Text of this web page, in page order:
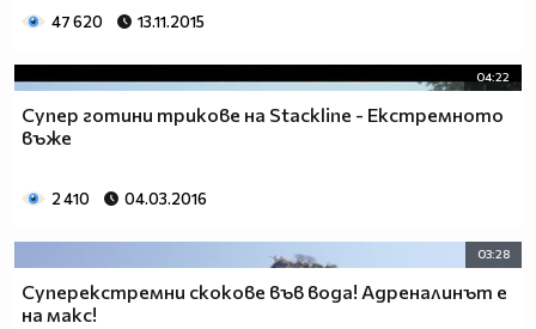
47 620 13.11.2015
04:22
Супер готини трикове на Stackline - Екстремното
въже
2 410 04.03.2016
03:28
Суперекстремни скокове във вода! Адреналинът е
на макс!